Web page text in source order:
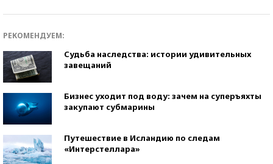
РЕКОМЕНДУЕМ:
Судьба наследства: истории удивительных
завещаний
Бизнес уходит под воду: зачем на суперъяхты
закупают субмарины
Путешествие в Исландию по следам
«Интерстеллара»